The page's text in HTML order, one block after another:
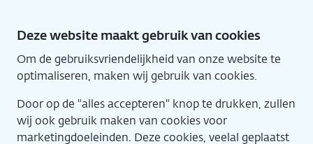
hoofdinhoud
Deze website maakt gebruik van cookies
Om de gebruiksvriendelijkheid van onze website te
optimaliseren, maken wij gebruik van cookies.
Door op de "alles accepteren" knop te drukken, zullen
wij ook gebruik maken van cookies voor
marketingdoeleinden. Deze cookies, veelal geplaatst